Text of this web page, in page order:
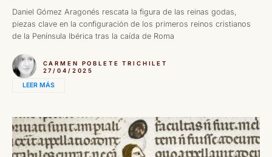
Daniel Gómez Aragonés rescata la figura de las reinas godas,
piezas clave en la configuración de los primeros reinos cristianos
de la Península Ibérica tras la caída de Roma
CARMEN POBLETE TRICHILET
27/04/2025
LEER MÁS